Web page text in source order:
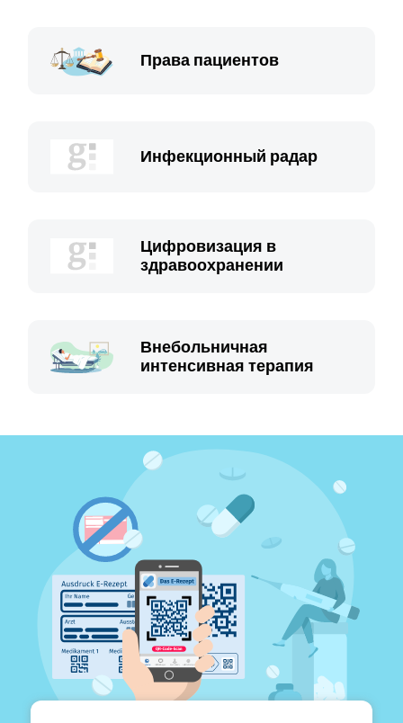
Права пациентов
Инфекционный радар
Цифровизация в
здравоохранении
Внебольничная
интенсивная терапия